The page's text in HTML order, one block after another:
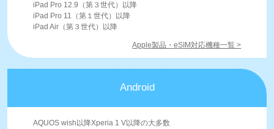
iPad Pro 12.9（第３世代）以降
iPad Pro 11（第１世代）以降
iPad Air（第３世代）以降
Apple製品・eSIM対応機種一覧 >
Android
AQUOS wish以降Xperia 1 V以降の大多数